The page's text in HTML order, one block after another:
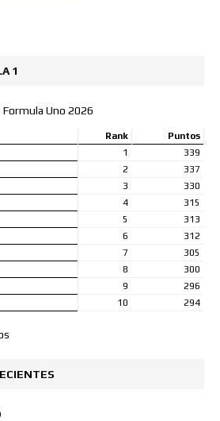
1
Uno 2026
Rank
Puntos
1
339
2
337
3
330
4
315
5
313
6
312
7
305
8
300
9
296
10 294